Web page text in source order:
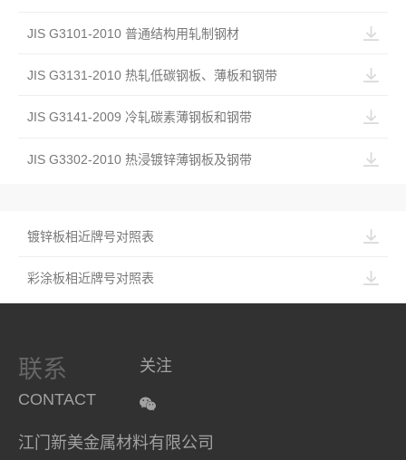
JIS G3101-2010 普通结构用轧制钢材
JIS G3131-2010 热轧低碳钢板、薄板和钢带
JIS G3141-2009 冷轧碳素薄钢板和钢带
JIS G3302-2010 热浸镀锌薄钢板及钢带
镀锌板相近牌号对照表
彩涂板相近牌号对照表
联系
CONTACT
关注
江门新美金属材料有限公司